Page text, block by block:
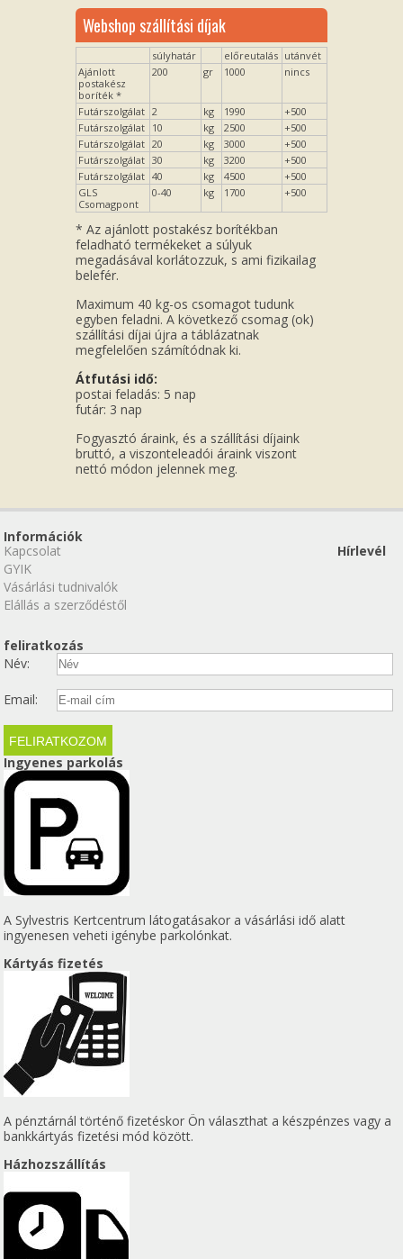
Webshop szállítási díjak
súlyhatár előreutalás utánvét
Ajánlott
postakész
boríték *
200 gr 1000 nincs
Futárszolgálat 2 kg 1990
+500
Futárszolgálat 10 kg 2500
+500
Futárszolgálat 20 kg 3000
+500
Futárszolgálat 30 kg 3200
+500
Futárszolgálat 40 kg 4500
+500
GLS
Csomagpont
0-40 kg 1700 +500
* Az ajánlott postakész borítékban
feladható termékeket a súlyuk
megadásával korlátozzuk, s ami fizikailag
belefér.
Maximum 40 kg-os csomagot tudunk
egyben feladni. A következő csomag (ok)
szállítási díjai újra a táblázatnak
megfelelően számítódnak ki.
Átfutási idő:
postai feladás: 5 nap
futár: 3 nap
Fogyasztó áraink, és a szállítási díjaink
bruttó, a viszonteleadói áraink viszont
nettó módon jelennek meg.
Információk
Kapcsolat
GYIK
Vásárlási tudnivalók
Elállás a szerződéstől
Hírlevél
feliratkozás
Név:
Email:
Ingyenes parkolás
A Sylvestris Kertcentrum látogatásakor a vásárlási idő alatt
ingyenesen veheti igénybe parkolónkat.
Kártyás fizetés
A pénztárnál történő fizetéskor Ön választhat a készpénzes vagy a
bankkártyás fizetési mód között.
Házhozszállítás